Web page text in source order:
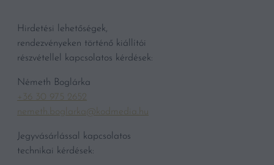
Hirdetési lehetőségek,
rendezvényeken történő kiállítói
részvétellel kapcsolatos kérdések:
Németh Boglárka
+36 30 975 2652
nemeth.boglarka@kodmedia.hu
Jegyvásárlással kapcsolatos
technikai kérdések: